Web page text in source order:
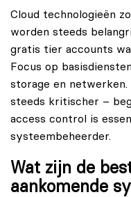
Cloud technologieën
worden steeds
gratis tier accounts
Focus op
storage en
steeds kritischer –
access control is
systeembeheerder.
Wat zijn de
aankomende